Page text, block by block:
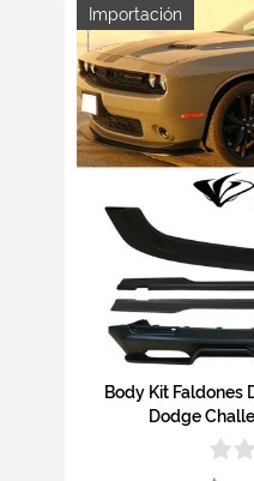
Importación
Body Kit Faldones
Dodge